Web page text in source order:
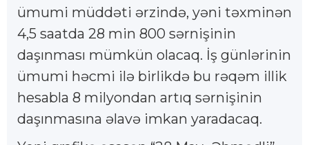
ümumi müddəti ərzində, yəni təxminən
4,5 saatda 28 min 800 sərnişinin
daşınması mümkün olacaq. İş günlərinin
ümumi həcmi ilə birlikdə bu rəqəm illik
hesabla 8 milyondan artıq sərnişinin
daşınmasına əlavə imkan yaradacaq.